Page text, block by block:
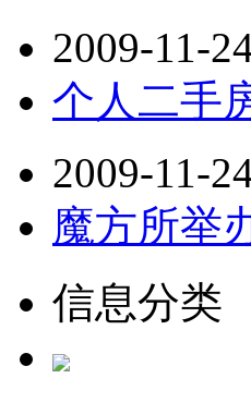
2009-11-
个人二手
2009-11-
魔方所举
信息分类